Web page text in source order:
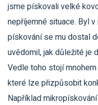
jsme pískovali velké
nepříjemné situace. Byl
pískování se mu dostal
uvědomil, jak důležité je
Vedle toho stojí
které lze přizpůsobit
Například